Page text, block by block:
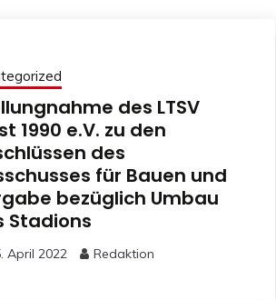
des LTSV
1990 e.V. zu den
des
für Bauen und
bezüglich Umbau
Stadions
April 2022 Redaktion